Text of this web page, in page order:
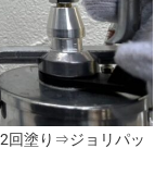
回塗り⇒ジョリパッ